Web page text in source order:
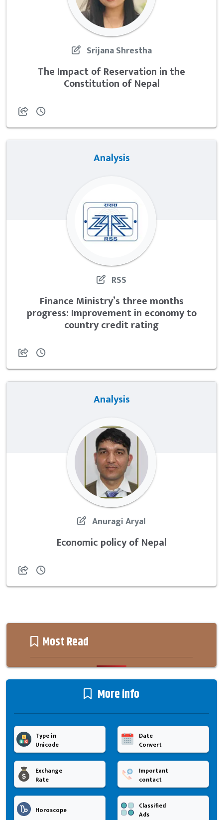
Srijana Shrestha
The Impact of Reservation in the
Constitution of Nepal
Analysis
RSS
Finance Ministry’s three months
progress: Improvement in economy to
country credit rating
Analysis
Anuragi Aryal
Economic policy of Nepal
Most Read
More info
Type in
Unicode
Date
Convert
Exchange
Rate
Important
contact
Horoscope
Classified
Ads